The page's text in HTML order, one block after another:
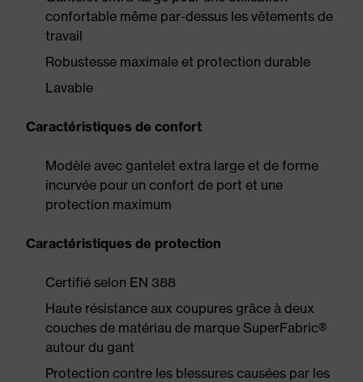
confortable même par-dessus les vêtements de
travail
Robustesse maximale et protection durable
Lavable
Caractéristiques de confort
Modèle avec gantelet extra large et de forme
incurvée pour un confort de port et une
protection maximum
Caractéristiques de protection
Certifié selon EN 388
Haute résistance aux coupures grâce à deux
couches de matériau de marque SuperFabric®
autour du gant
Protection contre les blessures causées par les